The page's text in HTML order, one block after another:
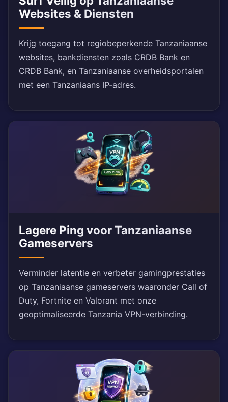
Websites & Diensten
Krijg toegang tot regiobeperkende Tanzaniaanse
websites, bankdiensten zoals CRDB Bank en
CRDB Bank, en Tanzaniaanse overheidsportalen
met een Tanzaniaans IP-adres.
Lagere Ping voor Tanzaniaanse
Gameservers
Verminder latentie en verbeter gamingprestaties
op Tanzaniaanse gameservers waaronder Call of
Duty, Fortnite en Valorant met onze
geoptimaliseerde Tanzania VPN-verbinding.